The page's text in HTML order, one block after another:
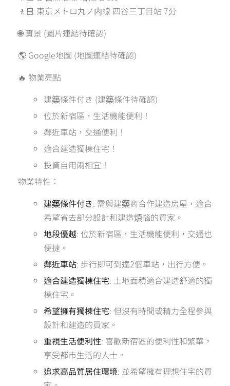
🚶🏻 東京メトロ丸ノ内線 四谷三丁目站 7分
🌐 實景 (圖片連結待確認)
🌎 Google地圖 (地圖連結待確認)
🔥 物業亮點
建築條件付き (建築條件待確認)
位於新宿區，生活機能便利！
鄰近車站，交通便利！
適合建造獨棟住宅！
投資自用兩相宜！
物業特性：
建築條件付き: 需與建築商合作建造房屋，適合
希望省去部分設計和建造煩惱的買家。
地段優越: 位於新宿區，生活機能便利，交通也
便捷。
鄰近車站: 步行即可到達2個車站，出行方便。
適合建造獨棟住宅: 土地面積適合建造舒適的獨
棟住宅。
希望擁有獨棟住宅: 但沒有時間或精力全程參與
設計和建造的買家。
重視生活便利性: 喜歡新宿區的便利性和繁華，
享受都市生活的人士。
追求高品質居住環境: 並希望擁有理想住宅的買